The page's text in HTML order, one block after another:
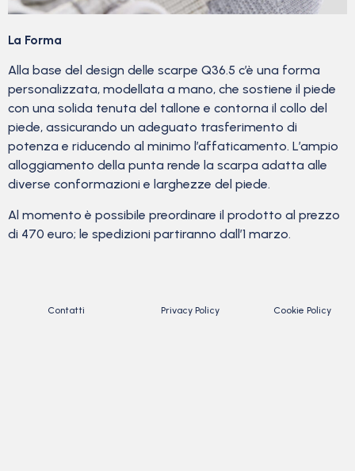
La Forma
Alla base del design delle scarpe Q36.5 c’è una forma
personalizzata, modellata a mano, che sostiene il piede
con una solida tenuta del tallone e contorna il collo del
piede, assicurando un adeguato trasferimento di
potenza e riducendo al minimo l’affaticamento. L’ampio
alloggiamento della punta rende la scarpa adatta alle
diverse conformazioni e larghezze del piede.
Al momento è possibile preordinare il prodotto al prezzo
di 470 euro; le spedizioni partiranno dall’1 marzo.
Contatti Privacy Policy Cookie Policy